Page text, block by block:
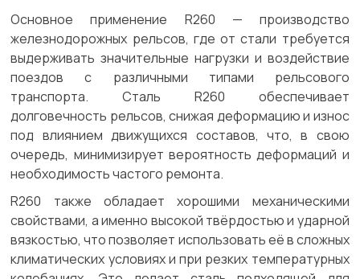
Основное применение R260 — производство
железнодорожных рельсов, где от стали требуется
выдерживать значительные нагрузки и воздействие
поездов с различными типами рельсового
транспорта. Сталь R260 обеспечивает
долговечность рельсов, снижая деформацию и износ
под влиянием движущихся составов, что, в свою
очередь, минимизирует вероятность деформаций и
необходимость частого ремонта.
R260 также обладает хорошими механическими
свойствами, а именно высокой твёрдостью и ударной
вязкостью, что позволяет использовать её в сложных
климатических условиях и при резких температурных